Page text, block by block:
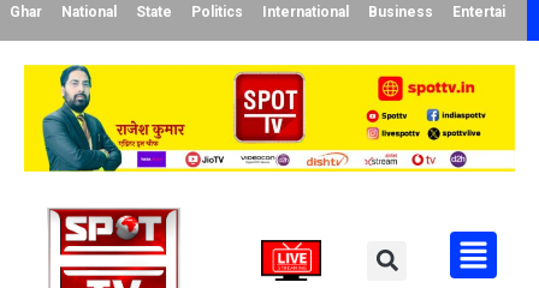
Ghar National State Politics International Business